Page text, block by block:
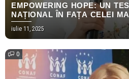
EMPOWERING HOPE: UN
NAȚIONAL ÎN FAȚA CELEI
CRIZE UMANITARE A
iulie 11, 2025
0